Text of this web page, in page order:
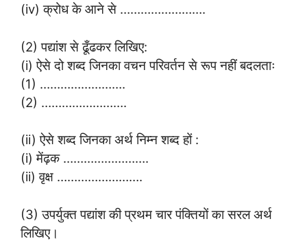
(iv) क्रोध के आने से …………………….
(2) पद्यांश से ढूँढकर लिखिए:
(i) ऐसे दो शब्द जिनका वचन परिवर्तन से रूप नहीं बदलताः
(1) …………………….
(2) …………………….
(ii) ऐसे शब्द जिनका अर्थ निम्न शब्द हों :
(i) मेंढ़क …………………….
(ii) वृक्ष …………………….
(3) उपर्युक्त पद्यांश की प्रथम चार पंक्तियों का सरल अर्थ
लिखिए।